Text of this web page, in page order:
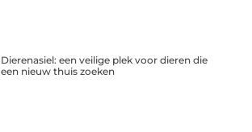
Dierenasiel: een veilige plek voor dieren die
een nieuw thuis zoeken